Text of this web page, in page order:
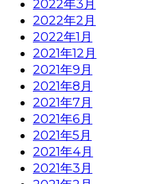
2022年3月
2022年2月
2022年1月
2021年12月
2021年9月
2021年8月
2021年7月
2021年6月
2021年5月
2021年4月
2021年3月